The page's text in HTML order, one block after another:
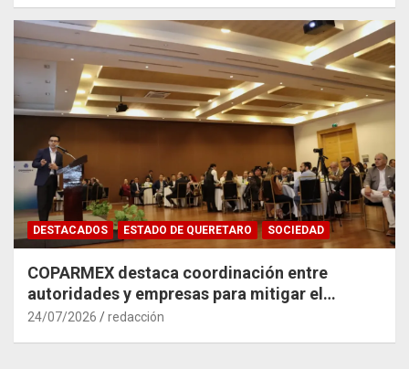
DESTACADOS ESTADO DE QUERETARO SOCIEDAD
COPARMEX destaca coordinación entre
autoridades y empresas para mitigar el
impacto del Tren México–Querétaro
24/07/2026 redacción